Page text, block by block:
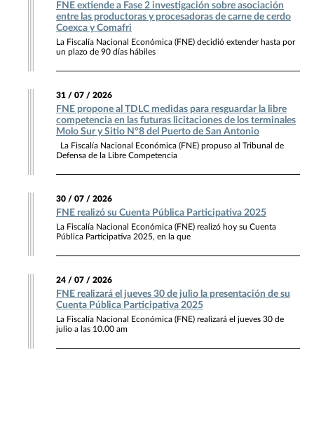
FNE extiende a Fase 2 investigación sobre asociación
entre las productoras y procesadoras de carne de cerdo
Coexca y Comafri
La Fiscalía Nacional Económica (FNE) decidió extender hasta por
un plazo de 90 días hábiles
31 / 07 / 2026
FNE propone al TDLC medidas para resguardar la libre
competencia en las futuras licitaciones de los terminales
Molo Sur y Sitio N°8 del Puerto de San Antonio
La Fiscalía Nacional Económica (FNE) propuso al Tribunal de
Defensa de la Libre Competencia
30 / 07 / 2026
FNE realizó su Cuenta Pública Participativa 2025
La Fiscalía Nacional Económica (FNE) realizó hoy su Cuenta
Pública Participativa 2025, en la que
24 / 07 / 2026
FNE realizará el jueves 30 de julio la presentación de su
Cuenta Pública Participativa 2025
La Fiscalía Nacional Económica (FNE) realizará el jueves 30 de
julio a las 10.00 am